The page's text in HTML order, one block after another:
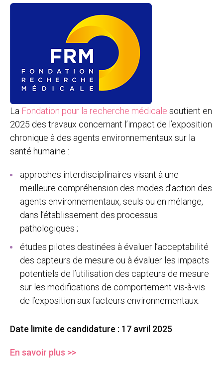
La Fondation pour la recherche médicale soutient en
2025 des travaux concernant l’impact de l’exposition
chronique à des agents environnementaux sur la
santé humaine :
approches interdisciplinaires visant à une
meilleure compréhension des modes d’action des
agents environnementaux, seuls ou en mélange,
dans l’établissement des processus
pathologiques ;
études pilotes destinées à évaluer l’acceptabilité
des capteurs de mesure ou à évaluer les impacts
potentiels de l’utilisation des capteurs de mesure
sur les modifications de comportement vis-à-vis
de l’exposition aux facteurs environnementaux.
Date limite de candidature : 17 avril 2025
En savoir plus >>